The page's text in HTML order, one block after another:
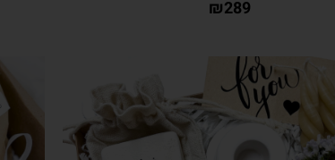
₪289
צפייה מהירה